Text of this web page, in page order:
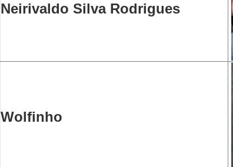
Neirivaldo Silva Rodrigues
Wolfinho